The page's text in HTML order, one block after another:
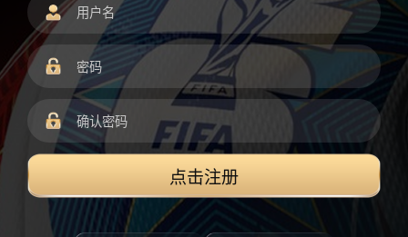
点击注册